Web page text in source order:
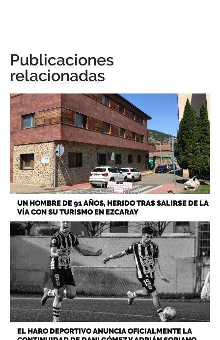
Publicaciones
relacionadas
UN HOMBRE DE 91 AÑOS, HERIDO TRAS SALIRSE DE LA
VÍA CON SU TURISMO EN EZCARAY
EL HARO DEPORTIVO ANUNCIA OFICIALMENTE LA